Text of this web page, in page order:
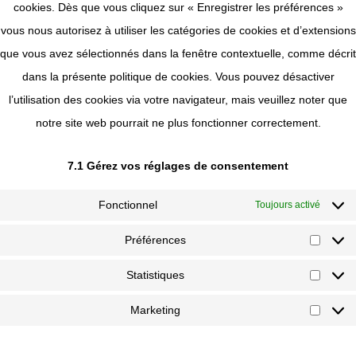
cookies. Dès que vous cliquez sur « Enregistrer les préférences »
vous nous autorisez à utiliser les catégories de cookies et d’extensions
que vous avez sélectionnés dans la fenêtre contextuelle, comme décrit
dans la présente politique de cookies. Vous pouvez désactiver
l’utilisation des cookies via votre navigateur, mais veuillez noter que
notre site web pourrait ne plus fonctionner correctement.
7.1 Gérez vos réglages de consentement
Fonctionnel Toujours activé
Préférences
Statistiques
Marketing